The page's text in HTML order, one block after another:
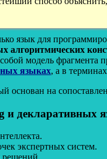
язык для
алгоритмических
модель фрагмента
языках, а в
основан на
и декларативных
экспертных систем.